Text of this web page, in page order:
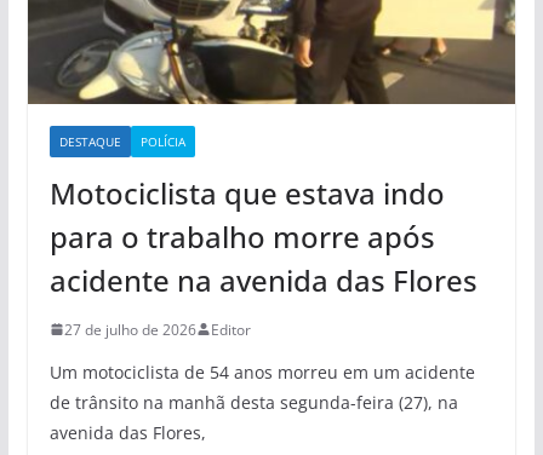
DESTAQUE POLÍCIA
Motociclista que estava indo
para o trabalho morre após
acidente na avenida das Flores
27 de julho de 2026 Editor
Um motociclista de 54 anos morreu em um acidente
de trânsito na manhã desta segunda-feira (27), na
avenida das Flores,